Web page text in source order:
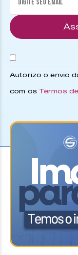
Autorizo o envio
com os Termos